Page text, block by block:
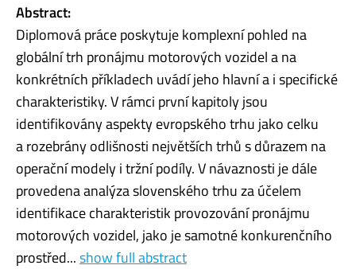
Abstract:
Diplomová práce poskytuje komplexní pohled na
globální trh pronájmu motorových vozidel a na
konkrétních příkladech uvádí jeho hlavní a i specifické
charakteristiky. V rámci první kapitoly jsou
identifikovány aspekty evropského trhu jako celku
a rozebrány odlišnosti největších trhů s důrazem na
operační modely i tržní podíly. V návaznosti je dále
provedena analýza slovenského trhu za účelem
identifikace charakteristik provozování pronájmu
motorových vozidel, jako je samotné konkurenčního
prostřed...show full abstract